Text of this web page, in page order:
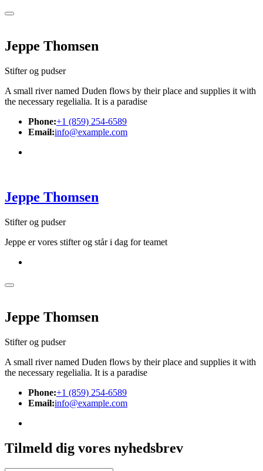
Jeppe Thomsen
Stifter og pudser
A small river named Duden flows by their place and supplies it with
the necessary regelialia. It is a paradise
Phone:+1 (859) 254-6589
Email:info@example.com
Jeppe Thomsen
Stifter og pudser
Jeppe er vores stifter og står i dag for teamet
Jeppe Thomsen
Stifter og pudser
A small river named Duden flows by their place and supplies it with
the necessary regelialia. It is a paradise
Phone:+1 (859) 254-6589
Email:info@example.com
Tilmeld dig vores nyhedsbrev